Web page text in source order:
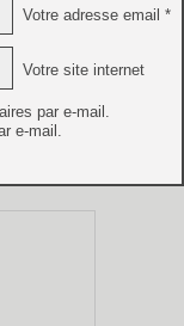
Votre adresse email *
Votre site internet
par e-mail.
e-mail.